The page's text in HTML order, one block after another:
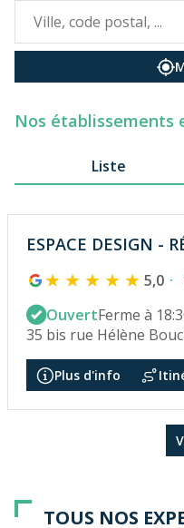
Nos établissements
Liste
ESPACE DESIGN -
5,0
OuvertFerme à
35 bis rue Hélène
Plus d'info
TOUS NOS